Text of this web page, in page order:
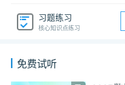
习题练习
核心知识点练习
免费试听